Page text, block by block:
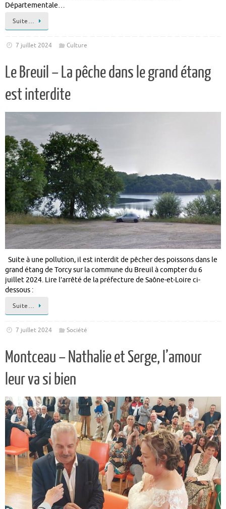
Départementale…
Suite…
7 juillet 2024 Culture
Le Breuil – La pêche dans le grand étang
est interdite
Suite à une pollution, il est interdit de pêcher des poissons dans le
grand étang de Torcy sur la commune du Breuil à compter du 6
juillet 2024. Lire l’arrêté de la préfecture de Saône-et-Loire ci-
dessous :
Suite…
7 juillet 2024 Société
Montceau – Nathalie et Serge, l’amour
leur va si bien